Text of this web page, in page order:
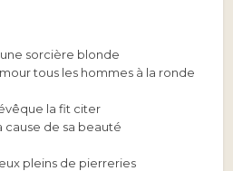
sorcière blonde
tous les hommes à la ronde
la fit citer
cause de sa beauté
pleins de pierreries